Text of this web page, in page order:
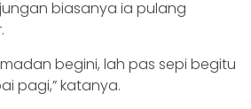
biasanya ia pulang
begini, lah pas sepi begitu
pagi,” katanya.